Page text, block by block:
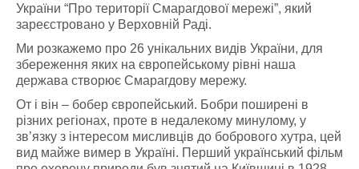
України “Про території Смарагдової мережі”, який
зареєстровано у Верховній Раді.
Ми розкажемо про 26 унікальних видів України, для
збереження яких на європейському рівні наша
держава створює Смарагдову мережу.
От і він – бобер європейський. Бобри поширені в
різних регіонах, проте в недалекому минулому, у
зв’язку з інтересом мисливців до бобрового хутра, цей
вид майже вимер в Україні. Перший український фільм